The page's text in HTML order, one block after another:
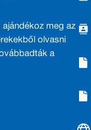
meg az
olvasni
a